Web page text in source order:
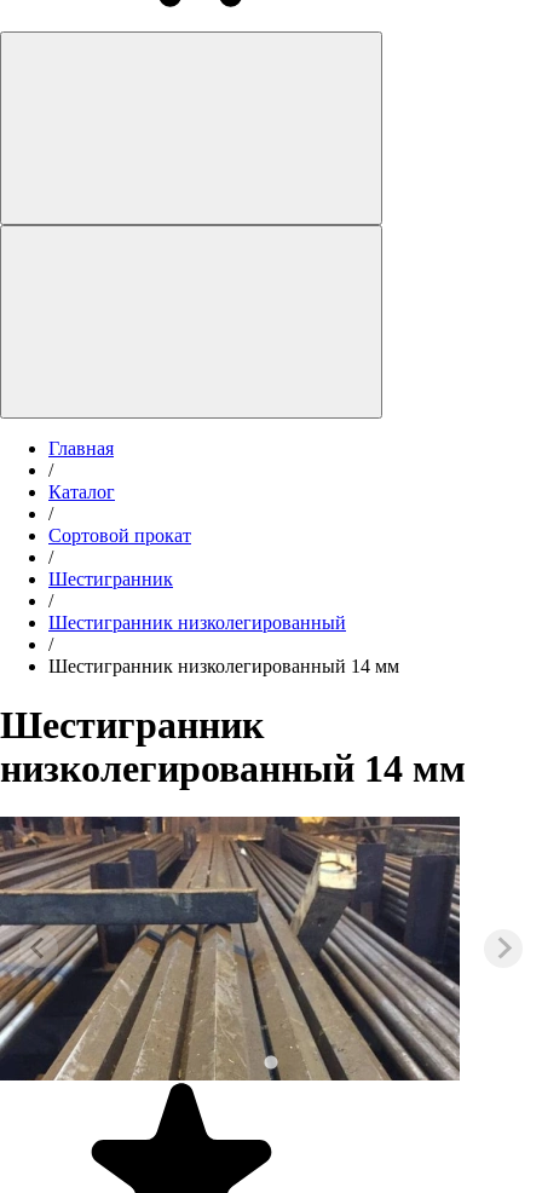
Главная
/
Каталог
/
Сортовой прокат
/
Шестигранник
/
Шестигранник низколегированный
/
Шестигранник низколегированный 14 мм
Шестигранник
низколегированный 14 мм